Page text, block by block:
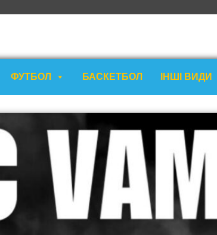
ФУТБОЛ БАСКЕТБОЛ ІНШІ ВИДИ